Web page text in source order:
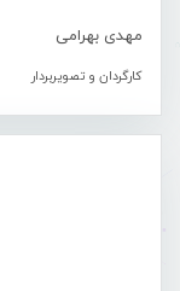
مهدی بهرامی
کارگردان و تصویربردار